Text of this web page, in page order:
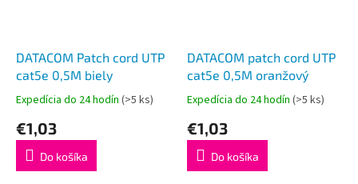
DATACOM Patch cord UTP
cat5e 0,5M biely
Expedícia do 24 hodín (>5 ks)
€1,03
Do košíka
DATACOM patch cord UTP
cat5e 0,5M oranžový
Expedícia do 24 hodín (>5 ks)
€1,03
Do košíka